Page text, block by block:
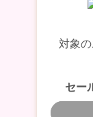
対象
セー